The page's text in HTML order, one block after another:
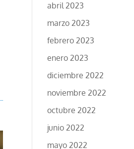
abril 2023
marzo 2023
febrero 2023
enero 2023
diciembre 2022
noviembre 2022
octubre 2022
junio 2022
mayo 2022